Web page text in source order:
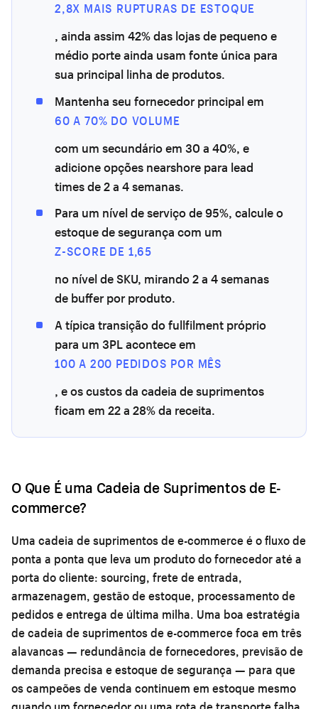
2,8X MAIS RUPTURAS DE ESTOQUE
, ainda assim 42% das lojas de pequeno e
médio porte ainda usam fonte única para
sua principal linha de produtos.
Mantenha seu fornecedor principal em
60 A 70% DO VOLUME
com um secundário em 30 a 40%, e
adicione opções nearshore para lead
times de 2 a 4 semanas.
Para um nível de serviço de 95%, calcule o
estoque de segurança com um
Z-SCORE DE 1,65
no nível de SKU, mirando 2 a 4 semanas
de buffer por produto.
A típica transição do fullfilment próprio
para um 3PL acontece em
100 A 200 PEDIDOS POR MÊS
, e os custos da cadeia de suprimentos
ficam em 22 a 28% da receita.
O Que É uma Cadeia de Suprimentos de E-
commerce?
Uma cadeia de suprimentos de e-commerce é o fluxo de
ponta a ponta que leva um produto do fornecedor até a
porta do cliente: sourcing, frete de entrada,
armazenagem, gestão de estoque, processamento de
pedidos e entrega de última milha. Uma boa estratégia
de cadeia de suprimentos de e-commerce foca em três
alavancas — redundância de fornecedores, previsão de
demanda precisa e estoque de segurança — para que
os campeões de venda continuem em estoque mesmo